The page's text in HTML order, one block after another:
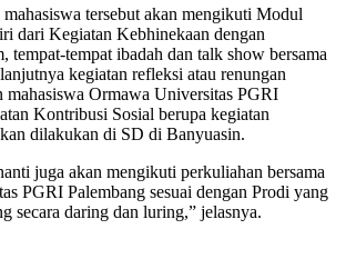
tersebut akan mengikuti Modul
dari Kegiatan Kebhinekaan dengan
tempat-tempat ibadah dan talk show bersama
kegiatan refleksi atau renungan
mahasiswa Ormawa Universitas PGRI
Kontribusi Sosial berupa kegiatan
dilakukan di SD di Banyuasin.
juga akan mengikuti perkuliahan bersama
PGRI Palembang sesuai dengan Prodi yang
secara daring dan luring,” jelasnya.